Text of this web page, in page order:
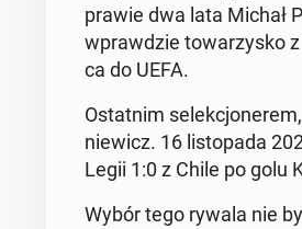
prawie dwa lata Michał
wprawdzie to­warzysko
ca do UEFA.
Os­tat­nim
niewicz. 16 listopa­da
Legii 1:0 z Chile po golu
Wybór tego rywala nie